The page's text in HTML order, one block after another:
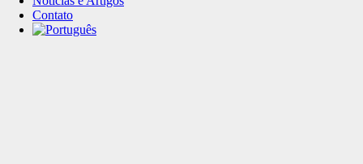
Contato